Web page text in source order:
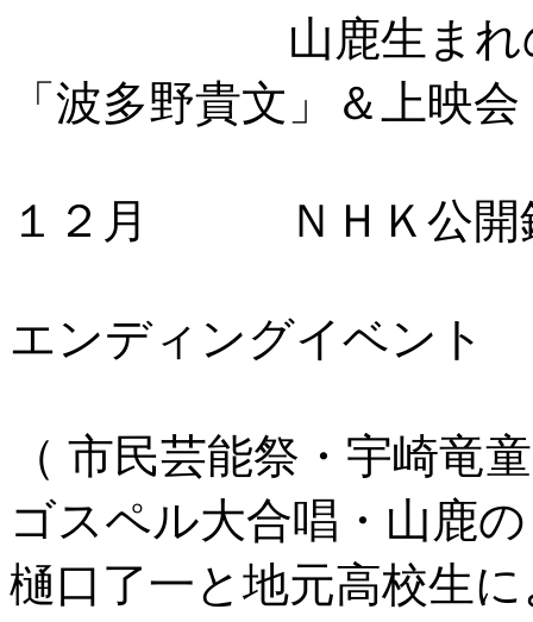
山鹿生まれの映
「波多野貴文」＆上映会
１２月 ＮＨＫ公開録
エンディングイベント
（ 市民芸能祭・宇崎
ゴスペル大合唱・山鹿の
樋口了一と地元高校生